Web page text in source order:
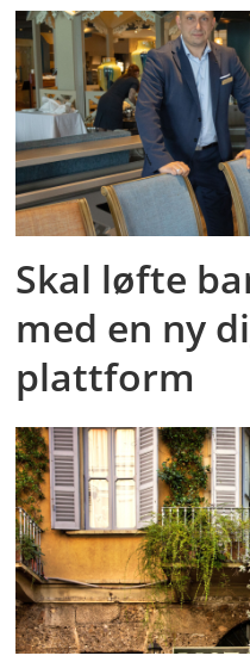
Skal løfte
med en ny
plattform